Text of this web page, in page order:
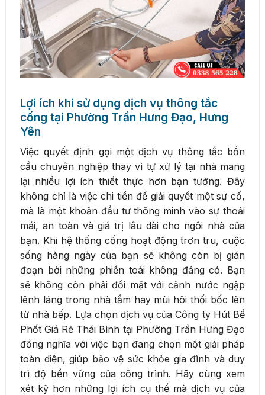
Lợi ích khi sử dụng dịch vụ thông tắc
cống tại Phường Trần Hưng Đạo, Hưng
Yên
Việc quyết định gọi một dịch vụ thông tắc bồn
cầu chuyên nghiệp thay vì tự xử lý tại nhà mang
lại nhiều lợi ích thiết thực hơn bạn tưởng. Đây
không chỉ là việc chi tiền để giải quyết một sự cố,
mà là một khoản đầu tư thông minh vào sự thoải
mái, an toàn và giá trị lâu dài cho ngôi nhà của
bạn. Khi hệ thống cống hoạt động trơn tru, cuộc
sống hàng ngày của bạn sẽ không còn bị gián
đoạn bởi những phiền toái không đáng có. Bạn
sẽ không còn phải đối mặt với cảnh nước ngập
lênh láng trong nhà tắm hay mùi hôi thối bốc lên
từ nhà bếp. Lựa chọn dịch vụ của Công ty Hút Bể
Phốt Giá Rẻ Thái Bình tại Phường Trần Hưng Đạo
đồng nghĩa với việc bạn đang chọn một giải pháp
toàn diện, giúp bảo vệ sức khỏe gia đình và duy
trì độ bền vững của công trình. Hãy cùng xem
xét kỹ hơn những lợi ích cụ thể mà dịch vụ của